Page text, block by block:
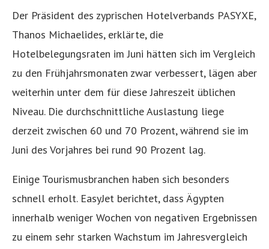
Der Präsident des zyprischen Hotelverbands PASYXE,
Thanos Michaelides, erklärte, die
Hotelbelegungsraten im Juni hätten sich im Vergleich
zu den Frühjahrsmonaten zwar verbessert, lägen aber
weiterhin unter dem für diese Jahreszeit üblichen
Niveau. Die durchschnittliche Auslastung liege
derzeit zwischen 60 und 70 Prozent, während sie im
Juni des Vorjahres bei rund 90 Prozent lag.
Einige Tourismusbranchen haben sich besonders
schnell erholt. EasyJet berichtet, dass Ägypten
innerhalb weniger Wochen von negativen Ergebnissen
zu einem sehr starken Wachstum im Jahresvergleich